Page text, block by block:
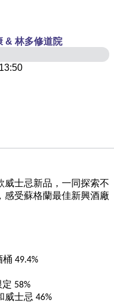
& 林多修道院
威士忌新品，一同探索不
感受蘇格蘭最佳新興酒廠
49.4%
58%
士忌 46%